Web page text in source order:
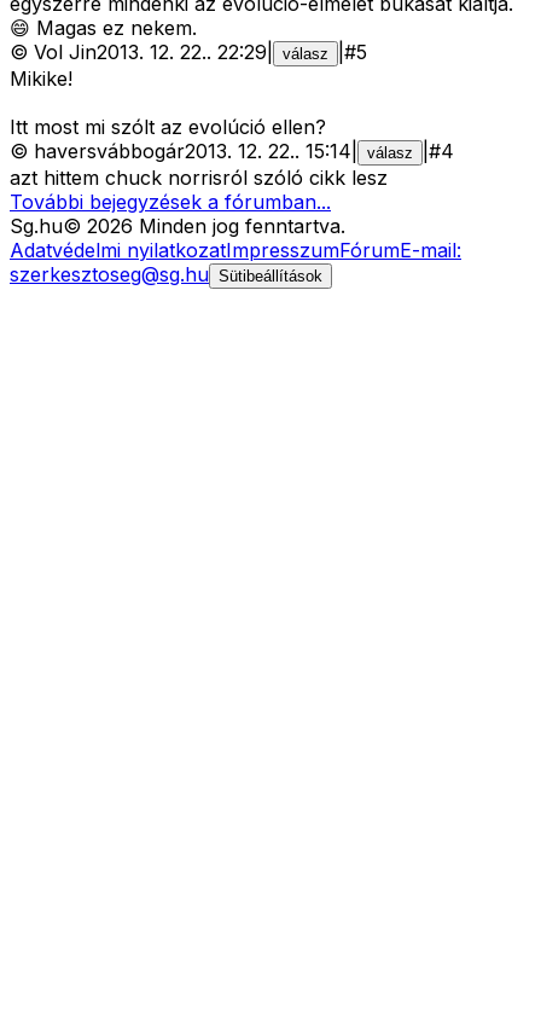
😄 Magas ez nekem.
© Vol Jin2013. 12. 22.. 22:29 válasz #5
Mikike!
Itt most mi szólt az evolúció ellen?
© haversvábbogár2013. 12. 22.. 15:14 válasz #4
azt hittem chuck norrisról szóló cikk lesz
További bejegyzések a fórumban...
Sg.hu© 2026 Minden jog fenntartva.
Adatvédelmi nyilatkozatImpresszumFórumE-mail:
szerkesztoseg@sg.hu Sütibeállítások